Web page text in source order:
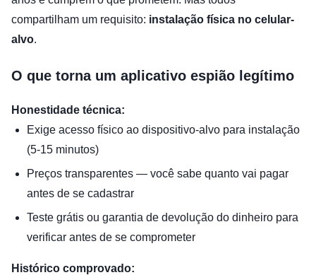
compartilham um requisito: instalação física no celular-
alvo.
O que torna um aplicativo espião legítimo
Honestidade técnica:
Exige acesso físico ao dispositivo-alvo para instalação
(5-15 minutos)
Preços transparentes — você sabe quanto vai pagar
antes de se cadastrar
Teste grátis ou garantia de devolução do dinheiro para
verificar antes de se comprometer
Histórico comprovado: